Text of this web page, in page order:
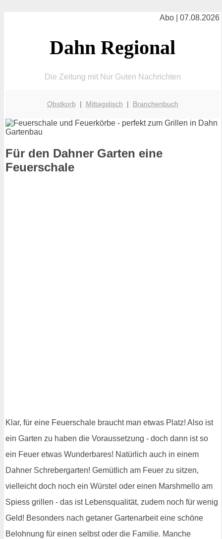
Abo | 07.08.2026
Dahn Regional
Die Zeitung mit Nur Guten Nachrichten
Obstkorb | Mittagstisch | Branchenbuch
Für den Dahner Garten eine
Feuerschale
Klar, für eine Feuerschale braucht man etwas Platz! Also ist
ein Garten zu haben die Voraussetzung - doch dann ist so
ein Feuer etwas Wunderbares! Natürlich auch in einem
Dahner Schrebergarten! Gemütlich am Feuer zu sitzen,
vielleicht doch noch ein Würstel oder einen Marshmello am
Spiess grillen - das ist Lebensqualität, zudem noch für wenig
Geld! Besonders nach getaner Gartenarbeit eine schöne
Belohnung für einen selbst oder die Familie. Manche